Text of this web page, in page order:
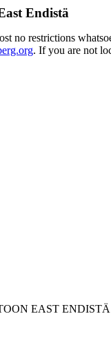
Endistä
no restrictions
. If you are not
EAST